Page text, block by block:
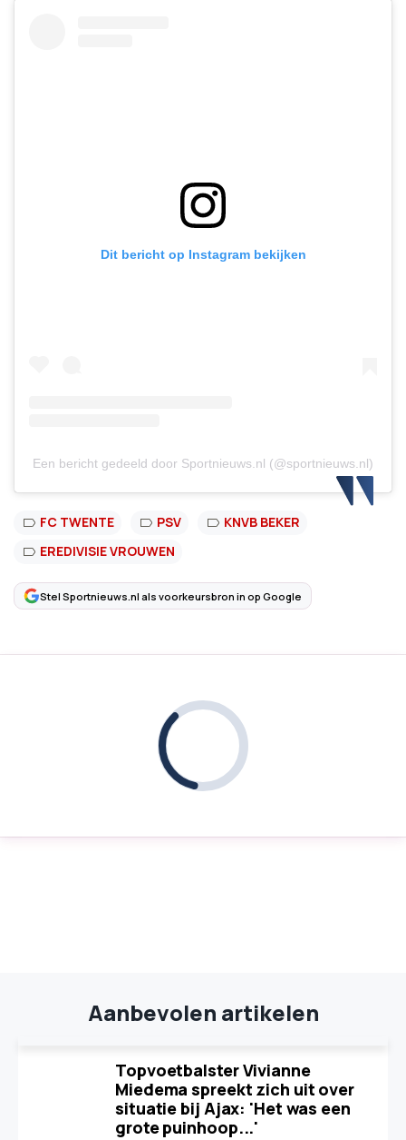
Dit bericht op Instagram bekijken
Een bericht gedeeld door Sportnieuws.nl (@sportnieuws.nl)
FC TWENTE PSV
KNVB BEKER
EREDIVISIE VROUWEN
Stel Sportnieuws.nl als voorkeursbron in op Google
Aanbevolen artikelen
Topvoetbalster Vivianne
Miedema spreekt zich uit over
situatie bij Ajax: 'Het was een
grote puinhoop...'